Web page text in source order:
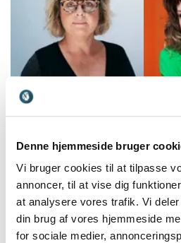
Denne hjemmeside bruger
Vi bruger cookies til at tilpasse
annoncer, til at vise dig
at analysere vores trafik. Vi
din brug af vores hjemmeside
for sociale medier,
livet igennem.
Stine Bosse
bestyrelsesformand, med
bæredygtighed og
menneskelige værdier.
og